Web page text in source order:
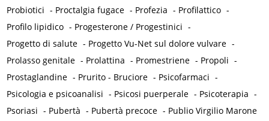
Probiotici - Proctalgia fugace - Profezia - Profilattico -
Profilo lipidico - Progesterone / Progestinici -
Progetto di salute - Progetto Vu-Net sul dolore vulvare -
Prolasso genitale - Prolattina - Promestriene - Propoli -
Prostaglandine - Prurito - Bruciore - Psicofarmaci -
Psicologia e psicoanalisi - Psicosi puerperale - Psicoterapia -
Psoriasi - Pubertà - Pubertà precoce - Publio Virgilio Marone